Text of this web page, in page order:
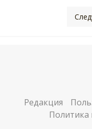
Редакция
Политика